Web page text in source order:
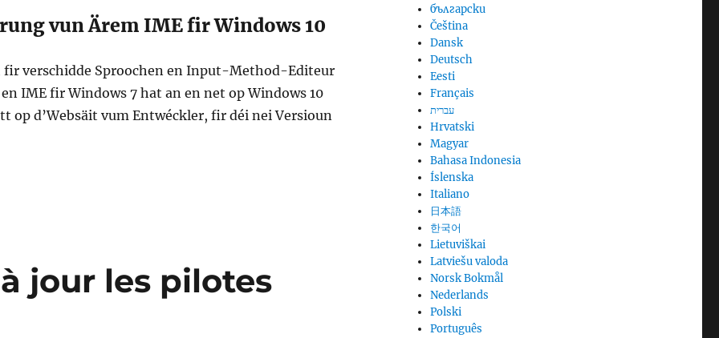
vun Ärem IME fir Windows 10
fir verschidde Sproochen en Input-Method-Editeur
IME fir Windows 7 hat an en net op Windows 10
op d’Websäit vum Entwéckler, fir déi nei Versioun
jour les pilotes
български
Čeština
Dansk
Deutsch
Eesti
Français
עברית
Hrvatski
Magyar
Bahasa Indonesia
Íslenska
Italiano
日本語
한국어
Lietuviškai
Latviešu valoda
Norsk Bokmål
Nederlands
Polski
Português